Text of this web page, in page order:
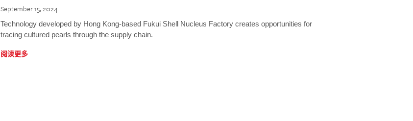
September 15, 2024
Technology developed by Hong Kong-based Fukui Shell Nucleus Factory creates opportunities for
tracing cultured pearls through the supply chain.
阅读更多